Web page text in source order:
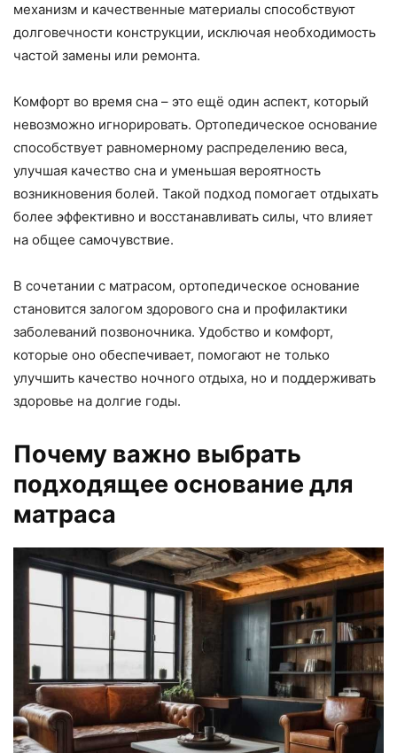
механизм и качественные материалы способствуют
долговечности конструкции, исключая необходимость
частой замены или ремонта.
Комфорт во время сна – это ещё один аспект, который
невозможно игнорировать. Ортопедическое основание
способствует равномерному распределению веса,
улучшая качество сна и уменьшая вероятность
возникновения болей. Такой подход помогает отдыхать
более эффективно и восстанавливать силы, что влияет
на общее самочувствие.
В сочетании с матрасом, ортопедическое основание
становится залогом здорового сна и профилактики
заболеваний позвоночника. Удобство и комфорт,
которые оно обеспечивает, помогают не только
улучшить качество ночного отдыха, но и поддерживать
здоровье на долгие годы.
Почему важно выбрать
подходящее основание для
матраса